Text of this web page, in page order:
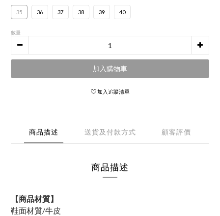
35 36 37 38 39 40
數量
加入購物車
加入追蹤清單
商品描述 送貨及付款方式 顧客評價
商品描述
【商品材質】
鞋面材質/牛皮